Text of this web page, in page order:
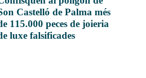
Castelló de Palma més
115.000 peces de joieria
luxe falsificades